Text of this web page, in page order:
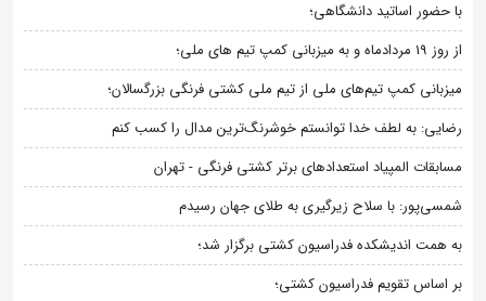
با حضور اساتید دانشگاهی؛
از روز 19 مردادماه و به میزبانی کمپ تیم های ملی؛
میزبانی کمپ تیم‌های ملی از تیم ملی کشتی فرنگی بزرگسالان؛
رضایی: به لطف خدا توانستم خوشرنگ‌ترین مدال را کسب کنم
مسابقات المپیاد استعدادهای برتر کشتی فرنگی - تهران
شمسی‌پور: با سلاح زیرگیری به طلای جهان رسیدم
به همت اندیشکده فدراسیون کشتی برگزار شد؛
بر اساس تقویم فدراسیون کشتی؛